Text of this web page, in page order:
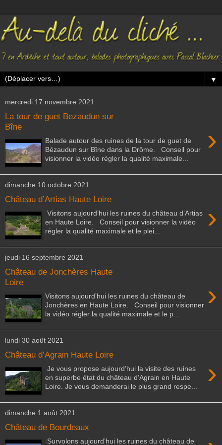
▼
mercredi 17 novembre 2021
La tour de guet Bezaudun sur
Bîne
›
Balade autour des ruines de la tour de guet de
Bézaudun sur Bîne dans la Drôme. Conseil pour
visionner la vidéo régler la qualité maximale...
dimanche 10 octobre 2021
Château d’Artias Haute Loire
›
Visitons aujourd’hui les ruines du château d’Artias
en Haute Loire. Conseil pour visionner la vidéo
régler la qualité maximale et le plei...
jeudi 16 septembre 2021
Château de Jonchères Haute
Loire
›
Visitons aujourd’hui les ruines du château de
Jonchères en Haute Loire. Conseil pour visionner
la vidéo régler la qualité maximale et le p...
lundi 30 août 2021
Château d’Agrain Haute Loire
›
Je vous propose aujourd’hui la visite des ruines
en superbe état du château d’Agrain en Haute
Loire. Je vous demanderai le plus grand respe...
dimanche 1 août 2021
Château de Bourdeaux
Survolons aujourd’hui les ruines du château de